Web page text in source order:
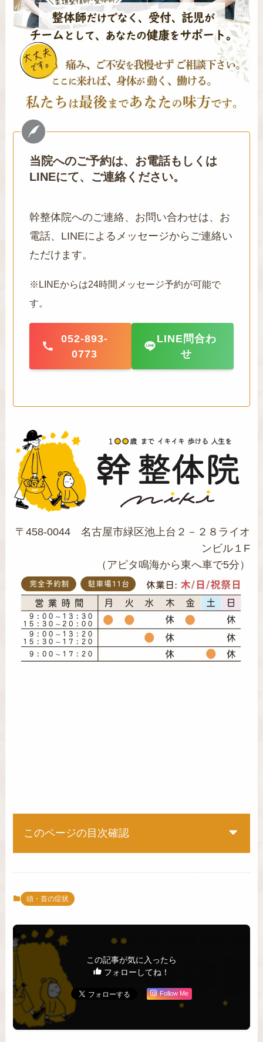
当院へのご予約は、お電話もしくは
LINEにて、ご連絡ください。
幹整体院へのご連絡、お問い合わせは、お
電話、LINEによるメッセージからご連絡い
ただけます。
※LINEからは24時間メッセージ予約が可能で
す。
052-893-
0773
LINE問合わ
せ
〒458-0044 名古屋市緑区池上台２－２８ライオ
ンビル１F
（アピタ鳴海から東へ車で5分）
このページの目次確認
頭・首の症状
この記事が気に入ったら
フォローしてね！
Follow Me